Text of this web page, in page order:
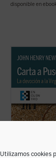
Utilizamos cookies
disponible en
John Henry
apasionado
respuesta a
escrito por su
el santo
puesto de
recurriendo ...